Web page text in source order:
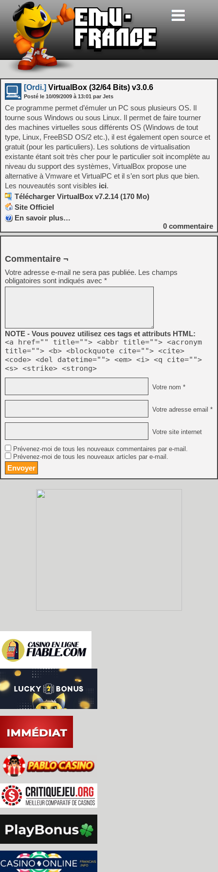
[Ordi.] VirtualBox (32/64 Bits) v3.0.6
Posté le 10/09/2009 à 13:01 par Jets
Ce programme permet d’émuler un PC sous plusieurs OS. Il
tourne sous Windows ou sous Linux. Il permet de faire tourner
des machines virtuelles sous différents OS (Windows de tout
type, Linux, FreeBSD OS/2 etc.), il est également open source et
gratuit (pour les particuliers). Les solutions de virtualisation
existante étant soit très cher pour le particulier soit incomplète au
niveau du support des systèmes, VirtualBox propose une
alternative à Vmware et VirtualPC et il s’en sort plus que bien.
Les nouveautés sont visibles ici.
Télécharger VirtualBox v7.2.14 (170 Mo)
Site Officiel
En savoir plus…
0 commentaire
Commentaire ¬
Votre adresse e-mail ne sera pas publiée. Les champs
obligatoires sont indiqués avec *
NOTE - Vous pouvez utilisez ces tags et attributs HTML:
<a href="" title=""> <abbr title=""> <acronym
title=""> <b> <blockquote cite=""> <cite>
<code> <del datetime=""> <em> <i> <q cite="">
<s> <strike> <strong>
Votre nom *
Votre adresse email *
Votre site internet
Prévenez-moi de tous les nouveaux commentaires par e-mail.
Prévenez-moi de tous les nouveaux articles par e-mail.